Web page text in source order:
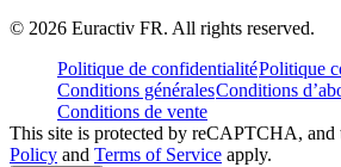
© 2026 Euractiv FR. All rights reserved.
Politique de confidentialitéPolitique
Conditions généralesConditions
Conditions de vente
This site is protected by reCAPTCHA, and
Policy and Terms of Service apply.